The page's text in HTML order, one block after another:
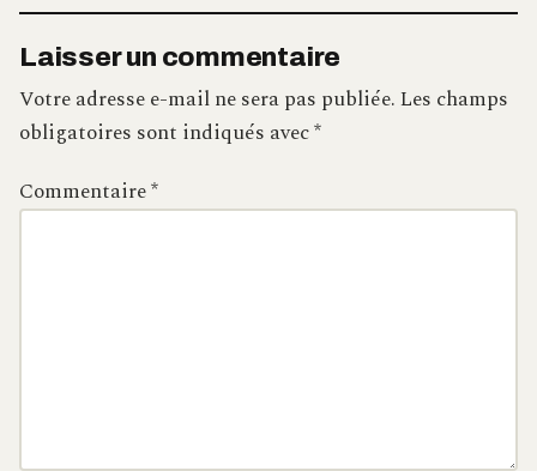
Laisser un commentaire
Votre adresse e-mail ne sera pas publiée.Les champs
obligatoires sont indiqués avec*
Commentaire*